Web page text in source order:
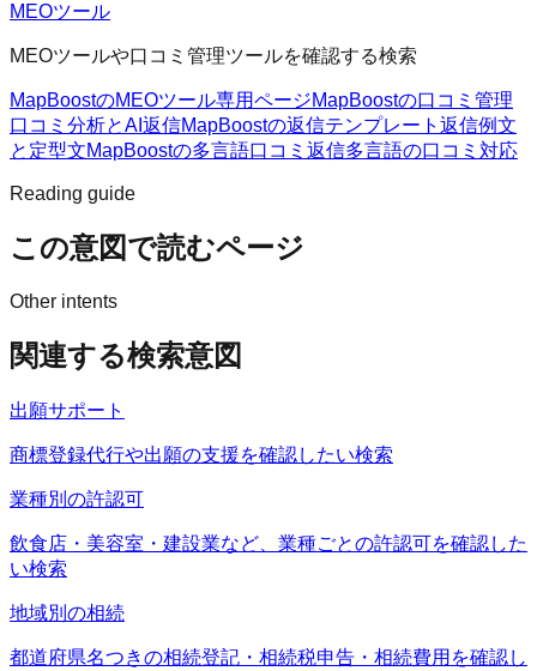
MEOツール
MEOツールや口コミ管理ツールを確認する検索
MapBoostのMEOツール専用ページMapBoostの口コミ管理
口コミ分析とAI返信MapBoostの返信テンプレート 返信例文
と定型文MapBoostの多言語口コミ返信多言語の口コミ対応
Reading guide
この意図で読むページ
Other intents
関連する検索意図
出願サポート
商標登録代行や出願の支援を確認したい検索
業種別の許認可
飲食店・美容室・建設業など、業種ごとの許認可を確認した
い検索
地域別の相続
都道府県名つきの相続登記・相続税申告・相続費用を確認し